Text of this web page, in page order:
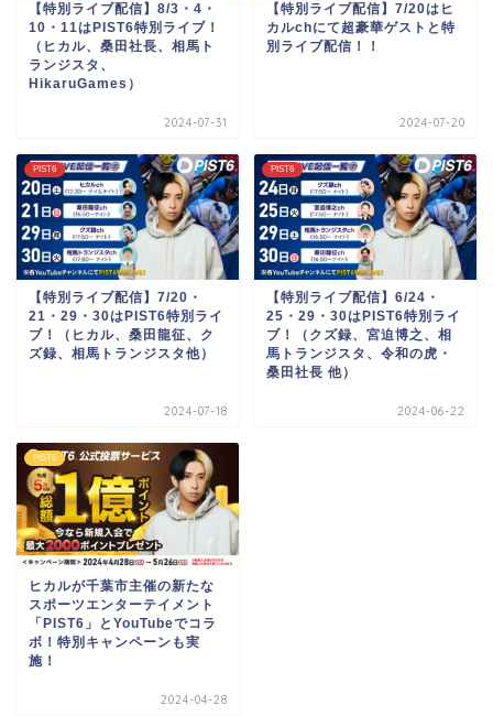
【特別ライブ配信】8/3・4・
10・11はPIST6特別ライブ！
（ヒカル、桑田社長、相馬ト
ランジスタ、
HikaruGames）
2024-07-31
【特別ライブ配信】7/20はヒ
カルchにて超豪華ゲストと特
別ライブ配信！！
2024-07-20
PIST6
【特別ライブ配信】7/20・
21・29・30はPIST6特別ライ
ブ！（ヒカル、桑田龍征、ク
ズ録、相馬トランジスタ他）
2024-07-18
PIST6
【特別ライブ配信】6/24・
25・29・30はPIST6特別ライ
ブ！（クズ録、宮迫博之、相
馬トランジスタ、令和の虎・
桑田社長 他）
2024-06-22
PIST6
ヒカルが千葉市主催の新たな
スポーツエンターテイメント
「PIST6」とYouTubeでコラ
ボ！特別キャンペーンも実
施！
2024-04-28